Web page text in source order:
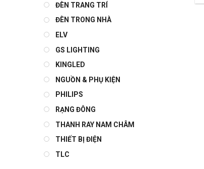
ĐÈN TRANG TRÍ
ĐÈN TRONG NHÀ
ELV
GS LIGHTING
KINGLED
NGUỒN & PHỤ KIỆN
PHILIPS
RẠNG ĐÔNG
THANH RAY NAM CHÂM
THIẾT BỊ ĐIỆN
TLC